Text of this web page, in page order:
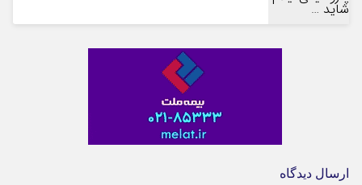
ارسال دیدگاه